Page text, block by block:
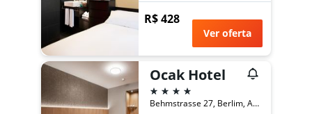
R$ 428
Ver oferta
Ocak Hotel
4 estrelas
Behmstrasse 27, Berlim, Alemanha